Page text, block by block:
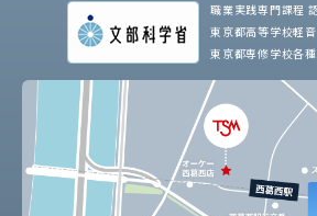
職業実践専門課程
東京都高等学校軽
東京都専修学校各